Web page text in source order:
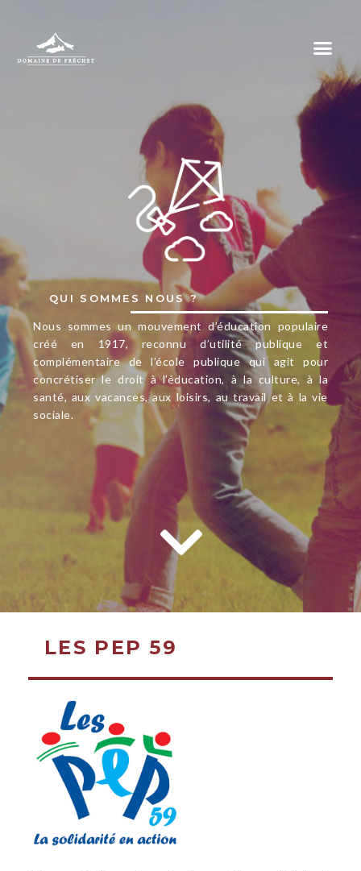
QUI SOMMES NOUS ?
Nous sommes un mouvement d’éducation populaire
créé en 1917, reconnu d’utilité publique et
complémentaire de l’école publique qui agit pour
concrétiser le droit à l’éducation, à la culture, à la
santé, aux vacances, aux loisirs, au travail et à la vie
sociale.
LES PEP 59